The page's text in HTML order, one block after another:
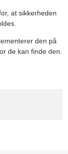
at sikkerheden
den på
de kan finde den.